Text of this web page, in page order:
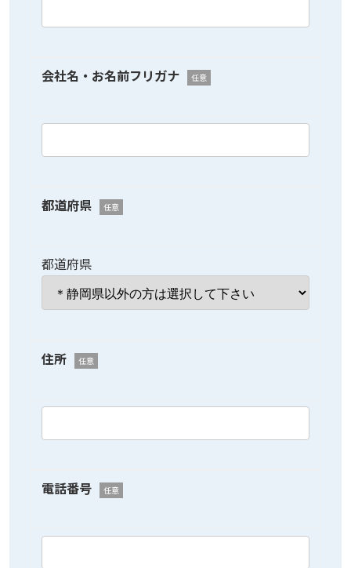
会社名・お名前フリガナ 任意
都道府県 任意
都道府県
住所 任意
電話番号 任意